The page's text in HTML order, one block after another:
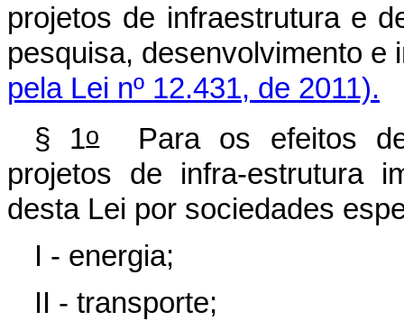
projetos de infraestrutura e
pesquisa,
pela Lei nº 12.431, de 2011).
§ 1oPara os efeitos
projetos de infra-estrutura
desta Lei por sociedades
I - energia;
II - transporte;